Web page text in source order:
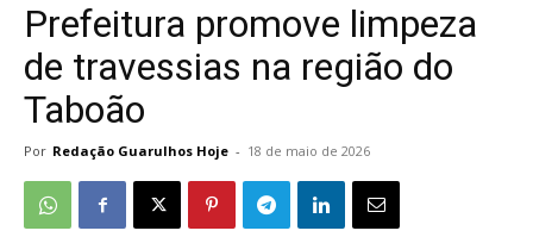
Prefeitura promove limpeza
de travessias na região do
Taboão
Por Redação Guarulhos Hoje - 18 de maio de 2026